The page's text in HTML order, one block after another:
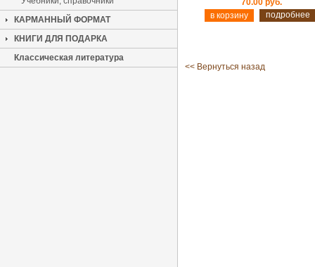
КАРМАННЫЙ ФОРМАТ
КНИГИ ДЛЯ ПОДАРКА
Классическая литература
70.00 руб.
подробнее
<< Вернуться назад